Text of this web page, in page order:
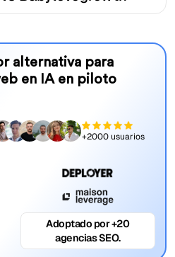
alternativa para
en IA en piloto
+2000 usuarios
Adoptado por +20
agencias SEO.